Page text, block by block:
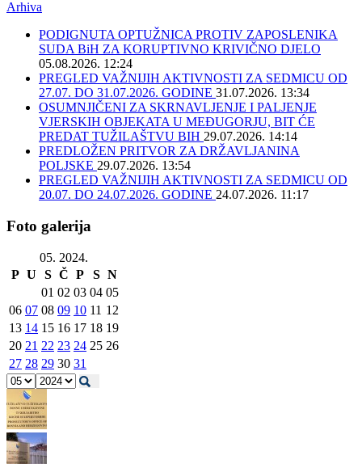
Arhiva
PODIGNUTA OPTUŽNICA PROTIV ZAPOSLENIKA
SUDA BiH ZA KORUPTIVNO KRIVIČNO DJELO
05.08.2026. 12:24
PREGLED VAŽNIJIH AKTIVNOSTI ZA SEDMICU OD
27.07. DO 31.07.2026. GODINE 31.07.2026. 13:34
OSUMNJIČENI ZA SKRNAVLJENJE I PALJENJE
VJERSKIH OBJEKATA U MEĐUGORJU, BIT ĆE
PREDAT TUŽILAŠTVU BIH 29.07.2026. 14:14
PREDLOŽEN PRITVOR ZA DRŽAVLJANINA
POLJSKE 29.07.2026. 13:54
PREGLED VAŽNIJIH AKTIVNOSTI ZA SEDMICU OD
20.07. DO 24.07.2026. GODINE 24.07.2026. 11:17
Foto galerija
05. 2024.
P U S Č P S N
01 02 03 04 05
06 07 08 09 10 11 12
13 14 15 16 17 18 19
20 21 22 23 24 25 26
27 28 29 30 31